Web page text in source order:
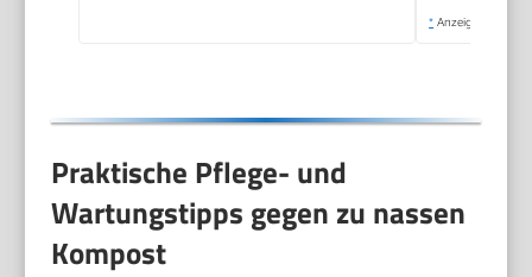
* Anzeige
Praktische Pflege- und
Wartungstipps gegen zu nassen
Kompost